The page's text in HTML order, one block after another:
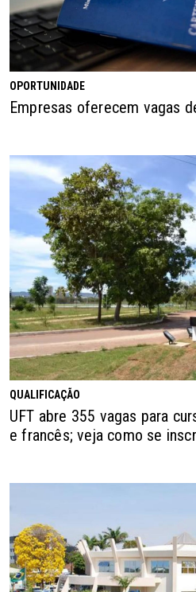
OPORTUNIDADE
Empresas oferecem vagas
QUALIFICAÇÃO
UFT abre 355 vagas para
e francês; veja como se